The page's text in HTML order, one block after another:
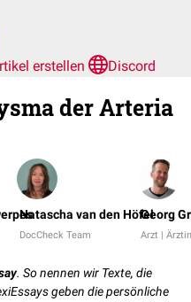
erstellen Discord
der Arteria
Natascha van den Höfel
DocCheck Team
Georg
Arzt | Ärztin
. So nennen wir Texte, die
geben die persönliche